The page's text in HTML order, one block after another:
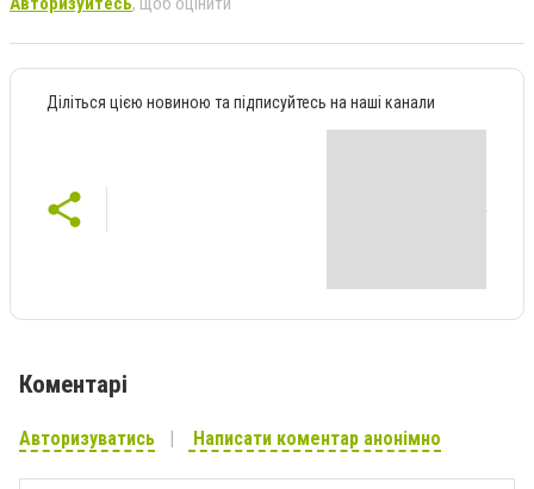
Діліться цією новиною та підписуйтесь на наші канали
Коментарі
Авторизуватись Написати коментар анонімно